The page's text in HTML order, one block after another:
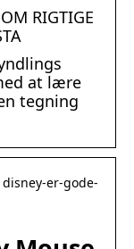
RIGTIGE
at lære
tegning
er-gode-